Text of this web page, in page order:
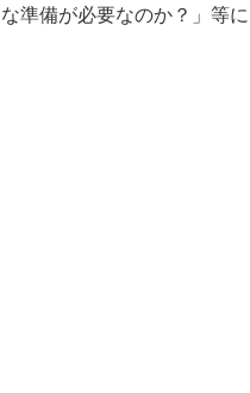
準備が必要なのか？」等に